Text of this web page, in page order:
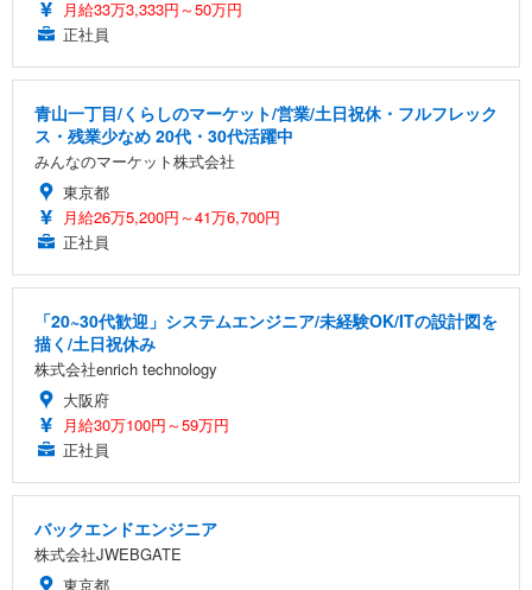
月給33万3,333円～50万円
正社員
青山一丁目/くらしのマーケット/営業/土日祝休・フルフレック
ス・残業少なめ 20代・30代活躍中
みんなのマーケット株式会社
東京都
月給26万5,200円～41万6,700円
正社員
「20~30代歓迎」システムエンジニア/未経験OK/ITの設計図を
描く/土日祝休み
株式会社enrich technology
大阪府
月給30万100円～59万円
正社員
バックエンドエンジニア
株式会社JWEBGATE
東京都